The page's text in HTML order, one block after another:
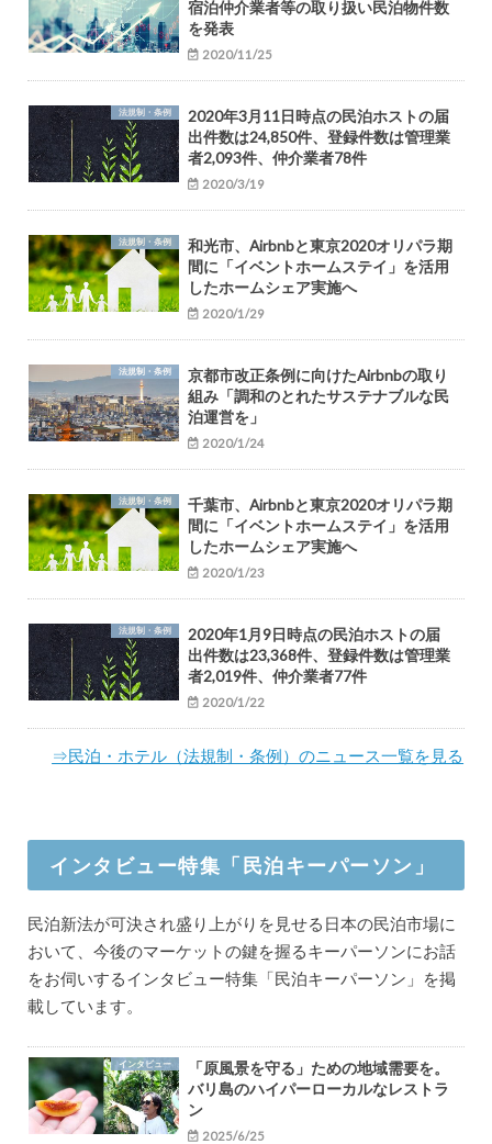
宿泊仲介業者等の取り扱い民泊物件数
を発表
2020/11/25
法規制・条例
2020年3月11日時点の民泊ホストの届
出件数は24,850件、登録件数は管理業
者2,093件、仲介業者78件
2020/3/19
法規制・条例
和光市、Airbnbと東京2020オリパラ期
間に「イベントホームステイ」を活用
したホームシェア実施へ
2020/1/29
法規制・条例
京都市改正条例に向けたAirbnbの取り
組み「調和のとれたサステナブルな民
泊運営を」
2020/1/24
法規制・条例
千葉市、Airbnbと東京2020オリパラ期
間に「イベントホームステイ」を活用
したホームシェア実施へ
2020/1/23
法規制・条例
2020年1月9日時点の民泊ホストの届
出件数は23,368件、登録件数は管理業
者2,019件、仲介業者77件
2020/1/22
⇒民泊・ホテル（法規制・条例）のニュース一覧を見る
インタビュー特集「民泊キーパーソン」
民泊新法が可決され盛り上がりを見せる日本の民泊市場に
おいて、今後のマーケットの鍵を握るキーパーソンにお話
をお伺いするインタビュー特集「民泊キーパーソン」を掲
載しています。
インタビュー
「原風景を守る」ための地域需要を。
バリ島のハイパーローカルなレストラ
ン
2025/6/25